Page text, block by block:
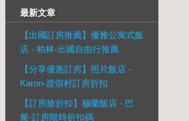
最新文章
【出國訂房推薦】優雅公寓式飯
店 - 柏林-出國自由行推薦
【分享優惠訂房】照片飯店 -
Karon-渡假村訂房折扣
【訂房搶折扣】穆蘭飯店 - 巴
黎-訂房限時折扣碼